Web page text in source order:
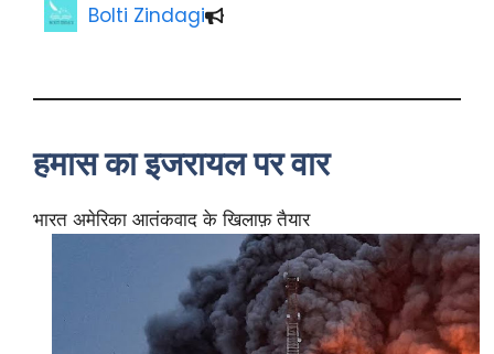
Bolti Zindagi
हमास का इजरायल पर वार
भारत अमेरिका आतंकवाद के खिलाफ़ तैयार